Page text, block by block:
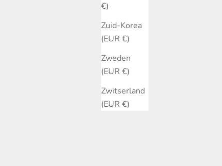
€)
Zuid-Korea
(EUR €)
Zweden
(EUR €)
Zwitserland
(EUR €)